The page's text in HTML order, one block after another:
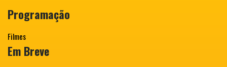
Programação
Filmes
Em Breve